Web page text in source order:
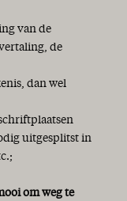
van de
de
dan wel
uitgesplitst in
om weg te